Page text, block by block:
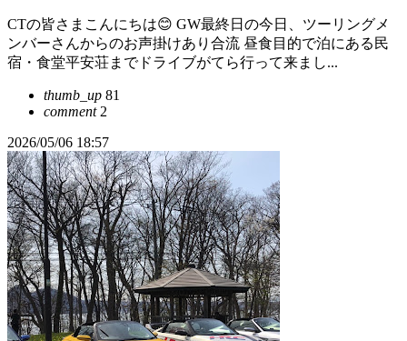
CTの皆さまこんにちは😊 GW最終日の今日、ツーリングメ
ンバーさんからのお声掛けあり合流 昼食目的で泊にある民
宿・食堂平安荘までドライブがてら行って来まし...
thumb_up 81
comment2
2026/05/06 18:57